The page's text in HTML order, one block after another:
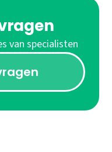
van specialisten